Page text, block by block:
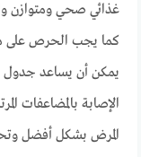
غذائي صحي ومتوازن
كما يجب الحرص على
يمكن أن يساعد جدول
الإصابة بالمضاعفات
المرض بشكل أفضل